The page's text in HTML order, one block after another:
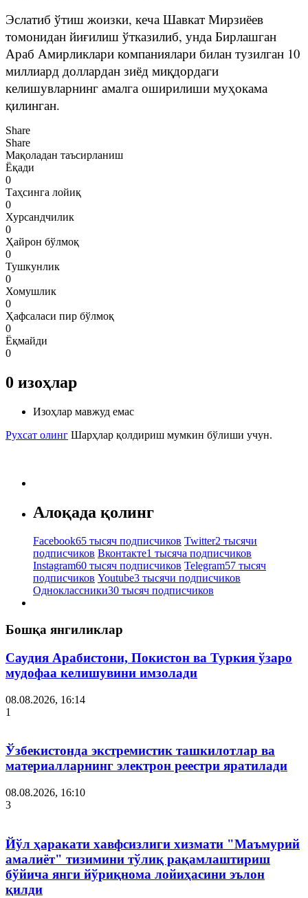
Эслатиб ўтиш жоизки, кеча Шавкат Мирзиёев
томонидан йиғилиш ўтказилиб, унда Бирлашган
Араб Амирликлари компаниялари билан тузилган 10
миллиард доллардан зиёд миқдордаги
келишувларнинг амалга оширилиши муҳокама
қилинган.
Share
Share
Мақоладан таъсирланиш
Ёқади
0
Таҳсинга лойиқ
0
Хурсандчилик
0
Ҳайрон бўлмоқ
0
Тушкунлик
0
Хомушлик
0
Ҳафсаласи пир бўлмоқ
0
Ёқмайди
0
0 изоҳлар
Изоҳлар мавжуд емас
Рухсат олинг Шарҳлар қолдириш мумкин бўлиши учун.
Алоқада қолинг
Facebook65 тысяч подписчиков Twitter2 тысячи
подписчиков Вконтакте1 тысяча подписчиков
Instagram60 тысяч подписчиков Telegram57 тысяч
подписчиков Youtube3 тысячи подписчиков
Одноклассники30 тысяч подписчиков
Бошқа янгиликлар
Саудия Арабистони, Покистон ва Туркия ўзаро
мудофаа келишувини имзолади
08.08.2026, 16:14
1
Ўзбекистонда экстремистик ташкилотлар ва
материалларнинг электрон реестри яратилади
08.08.2026, 16:10
3
Йўл ҳаракати хавфсизлиги хизмати "Маъмурий
амалиёт" тизимини тўлиқ рақамлаштириш
бўйича янги йўриқнома лойиҳасини эълон
қилди